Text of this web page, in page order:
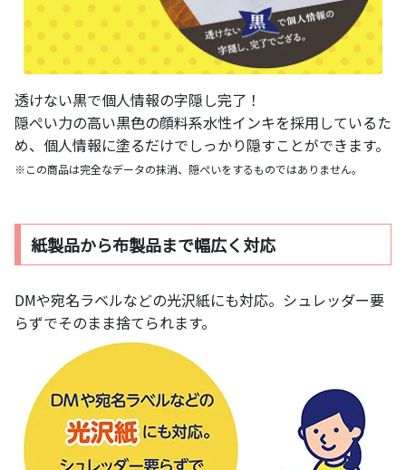
透けない黒で個人情報の字隠し完了！
隠ぺい力の高い黒色の顔料系水性インキを採用しているた
め、個人情報に塗るだけでしっかり隠すことができます。
※この商品は完全なデータの抹消、隠ぺいをするものではありません。
紙製品から布製品まで幅広く対応
DMや宛名ラベルなどの光沢紙にも対応。シュレッダー要
らずでそのまま捨てられます。